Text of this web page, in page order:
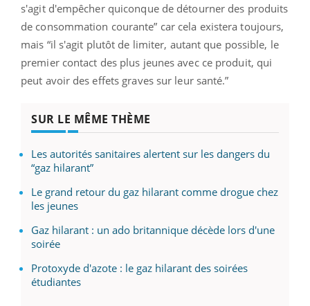
s'agit d'empêcher quiconque de détourner des produits
de consommation courante” car cela existera toujours,
mais “il s'agit plutôt de limiter, autant que possible, le
premier contact des plus jeunes avec ce produit, qui
peut avoir des effets graves sur leur santé.”
SUR LE MÊME THÈME
Les autorités sanitaires alertent sur les dangers du
“gaz hilarant”
Le grand retour du gaz hilarant comme drogue chez
les jeunes
Gaz hilarant : un ado britannique décède lors d'une
soirée
Protoxyde d'azote : le gaz hilarant des soirées
étudiantes